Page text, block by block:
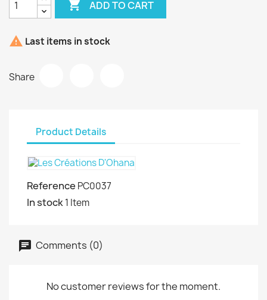
 ADD TO CART
 Last items in stock
Share
Product Details
Reference PC0037
In stock1 Item
Comments (0)
No customer reviews for the moment.